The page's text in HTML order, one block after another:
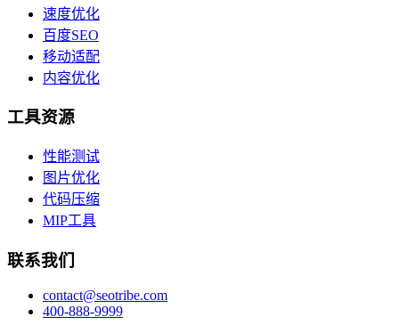
速度优化
百度SEO
移动适配
内容优化
工具资源
性能测试
图片优化
代码压缩
MIP工具
联系我们
contact@seotribe.com
400-888-9999